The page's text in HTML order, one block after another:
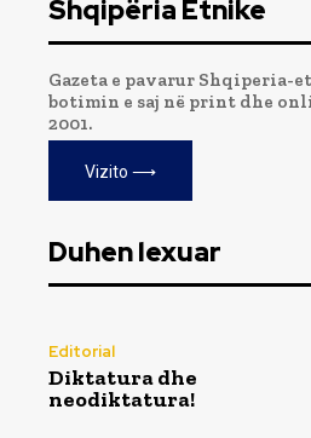
Shqipëria Etnike
Gazeta e pavarur Shqiperia-
botimin e saj në print dhe
2001.
Vizito ⟶
Duhen lexuar
Editorial
Diktatura dhe
neodiktatura!